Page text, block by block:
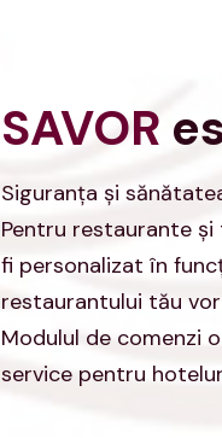
SAVOR
Siguranţa şi
Pentru restaurante
fi personalizat în
restaurantului tău
Modulul de comenzi
service pentru